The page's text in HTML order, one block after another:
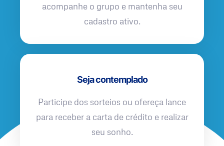
acompanhe o grupo e mantenha seu
cadastro ativo.
Seja contemplado
Participe dos sorteios ou ofereça lance
para receber a carta de crédito e realizar
seu sonho.